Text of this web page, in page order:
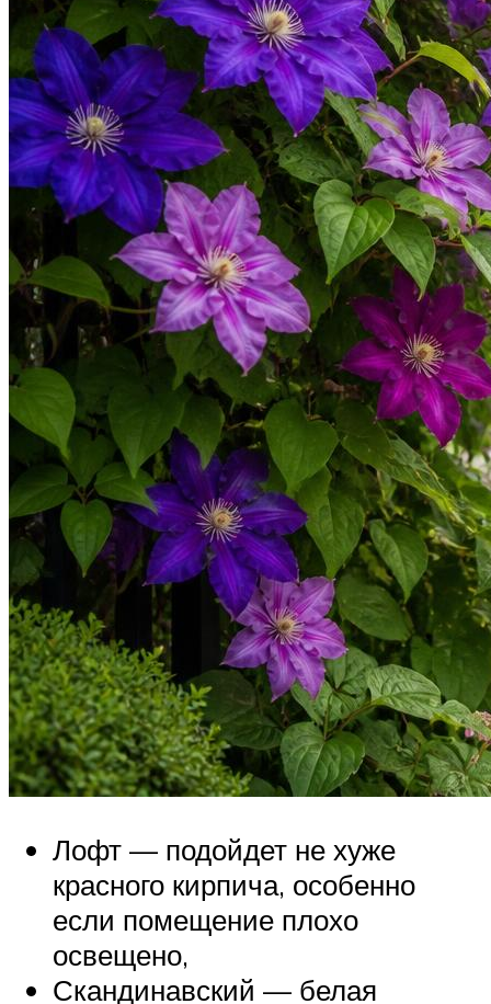
Лофт — подойдет не хуже
красного кирпича, особенно
если помещение плохо
освещено,
Скандинавский — белая